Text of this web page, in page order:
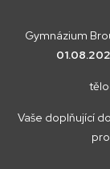
Gymnázium
Vaše doplňující